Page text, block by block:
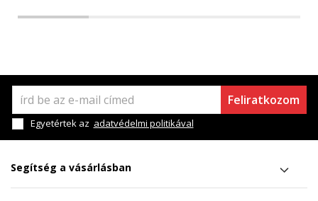
Feliratkozom
Egyetértek az adatvédelmi politikával
Segítség a vásárlásban